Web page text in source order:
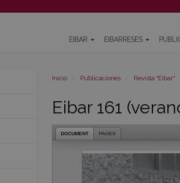
EIBAR EIBARRESES
Inicio Publicaciones Revista "Eibar"
Eibar 161
DOCUMENT PAGES